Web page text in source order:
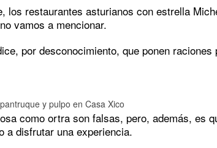
los restaurantes asturianos con estrella
vamos a mencionar.
por desconocimiento, que ponen
y pulpo en Casa Xico
como ortra son falsas, pero, además, es
a disfrutar una experiencia.